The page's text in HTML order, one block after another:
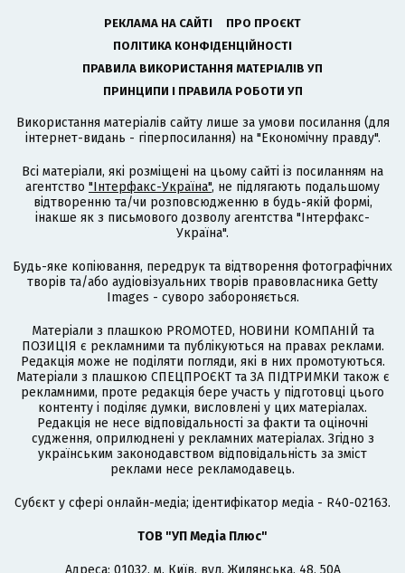
РЕКЛАМА НА САЙТІ
ПРО ПРОЄКТ
ПОЛІТИКА КОНФІДЕНЦІЙНОСТІ
ПРАВИЛА ВИКОРИСТАННЯ МАТЕРІАЛІВ УП
ПРИНЦИПИ І ПРАВИЛА РОБОТИ УП
Використання матеріалів сайту лише за умови посилання (для
інтернет-видань - гіперпосилання) на "Економічну правду".
Всі матеріали, які розміщені на цьому сайті із посиланням на
агентство "Інтерфакс-Україна", не підлягають подальшому
відтворенню та/чи розповсюдженню в будь-якій формі,
інакше як з письмового дозволу агентства "Інтерфакс-
Україна".
Будь-яке копіювання, передрук та відтворення фотографічних
творів та/або аудіовізуальних творів правовласника Getty
Images - суворо забороняється.
Матеріали з плашкою PROMOTED, НОВИНИ КОМПАНІЙ та
ПОЗИЦІЯ є рекламними та публікуються на правах реклами.
Редакція може не поділяти погляди, які в них промотуються.
Матеріали з плашкою СПЕЦПРОЄКТ та ЗА ПІДТРИМКИ також є
рекламними, проте редакція бере участь у підготовці цього
контенту і поділяє думки, висловлені у цих матеріалах.
Редакція не несе відповідальності за факти та оціночні
судження, оприлюднені у рекламних матеріалах. Згідно з
українським законодавством відповідальність за зміст
реклами несе рекламодавець.
Cубєкт у сфері онлайн-медіа; ідентифікатор медіа - R40-02163.
ТОВ "УП Медіа Плюс"